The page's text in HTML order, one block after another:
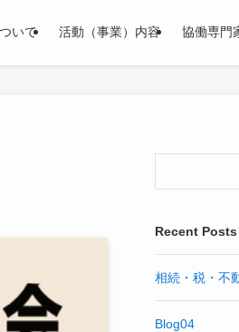
いて 活動（事業）内容 協働専門
Recent Posts
相続・税・不
Blog04